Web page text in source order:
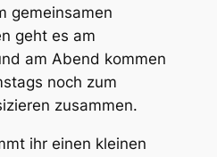
gemeinsamen
geht es am
am Abend kommen
noch zum
zusammen.
ihr einen kleinen